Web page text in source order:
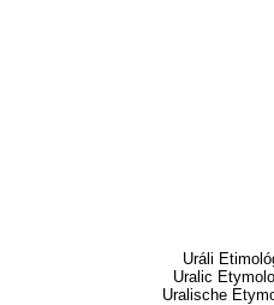
Uráli
Uralic
Uralische